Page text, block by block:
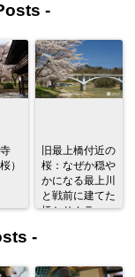
-
寺
）
旧最上橋付近の
桜：なぜか穏や
かになる最上川
と戦前に建てた
橋とサクラ
-